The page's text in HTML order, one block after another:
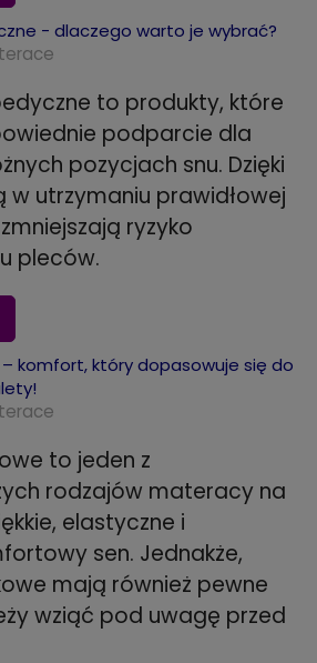
- dlaczego warto je wybrać?
to produkty, które
podparcie dla
pozycjach snu. Dzięki
utrzymaniu prawidłowej
ryzyko
pleców.
komfort, który dopasowuje się do
to jeden z
rodzajów materacy na
elastyczne i
sen. Jednakże,
mają również pewne
wziąć pod uwagę przed